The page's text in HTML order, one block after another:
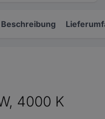
Beschreibung
4000 K